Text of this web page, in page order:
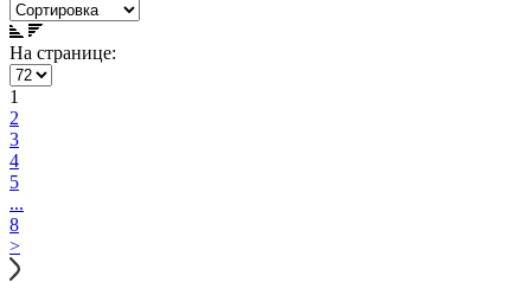
На странице:
1
2
3
4
5
...
8
>